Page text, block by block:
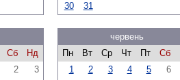
30
31
Сб
Нд
2
3
червень
Пн
Вт Ср Чт Пт Сб
1
2 3 4 5 6